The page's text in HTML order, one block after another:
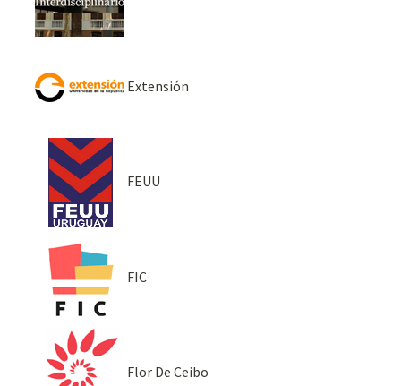
Extensión
FEUU
FIC
Flor De Ceibo